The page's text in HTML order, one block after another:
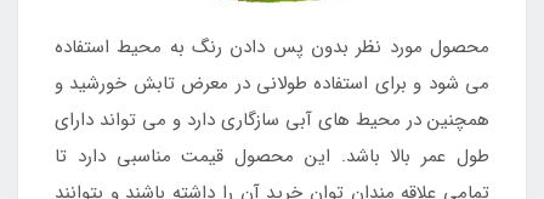
محصول مورد نظر بدون پس دادن رنگ به محیط استفاده
می شود و برای استفاده طولانی در معرض تابش خورشید و
همچنین در محیط های آبی سازگاری دارد و می تواند دارای
طول عمر بالا باشد. این محصول قیمت مناسبی دارد تا
تمامی علاقه مندان توان خرید آن را داشته باشند و بتوانند